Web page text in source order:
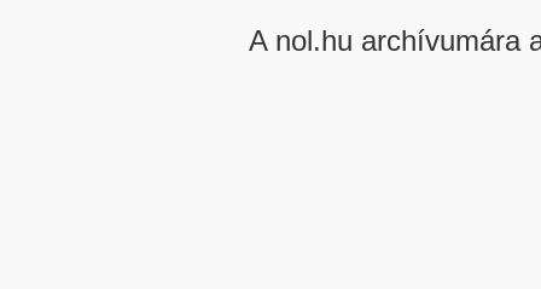
A nol.hu archívumára